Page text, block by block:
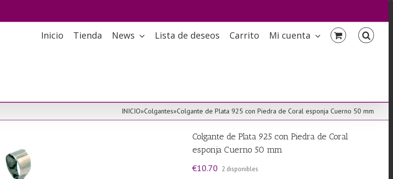
Inicio Tienda News Lista de deseos Carrito Mi cuenta
INICIO»Colgantes»Colgante de Plata 925 con Piedra de Coral esponja Cuerno 50 mm
Colgante de Plata 925 con Piedra de Coral
esponja Cuerno 50 mm
€10.70 2 disponibles